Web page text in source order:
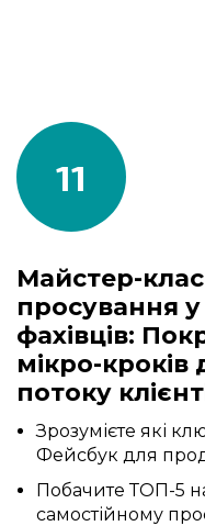
11
Майстер-
просування
фахівців:
мікро-кроків
потоку
Зрозумієте які
Фейсбук для
Побачите ТОП-5
самостійному